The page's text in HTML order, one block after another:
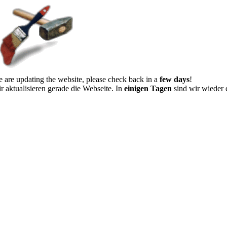
are updating the website, please check back in a few days!
aktualisieren gerade die Webseite. In einigen Tagen sind wir wieder